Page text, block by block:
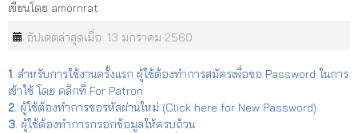
เขียนโดย amornrat
อัปเดตล่าสุดเมื่อ: 13 มกราคม 2560
1. สำหรับการใช้งานครั้งแรก ผู้ใช้ต้องทำการสมัครเพื่อขอ Password ในการ
เข้าใช้ โดย คลิกที่ For Patron
2. ผู้ใช้ต้องทำการขอรหัสผ่านใหม่ (Click here for New Password)
3. ผู้ใช้ต้องทำการกรอกข้อมูลให้ครบถ้วน